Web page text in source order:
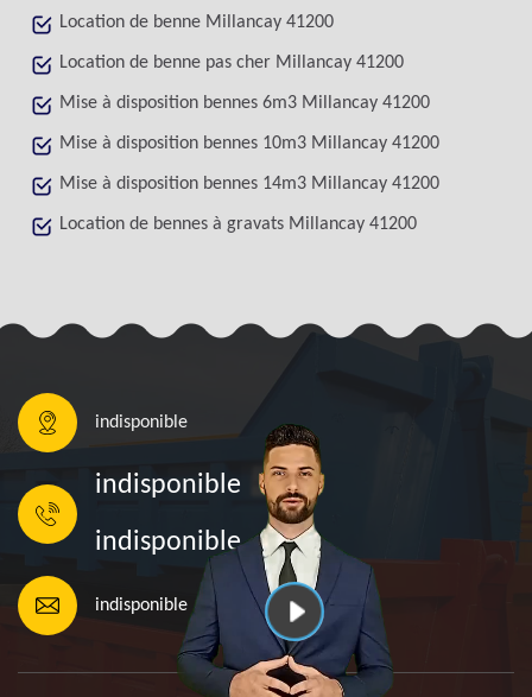
Location de benne Millancay 41200
Location de benne pas cher Millancay 41200
Mise à disposition bennes 6m3 Millancay 41200
Mise à disposition bennes 10m3 Millancay 41200
Mise à disposition bennes 14m3 Millancay 41200
Location de bennes à gravats Millancay 41200
indisponible
indisponible
indisponible
indisponible